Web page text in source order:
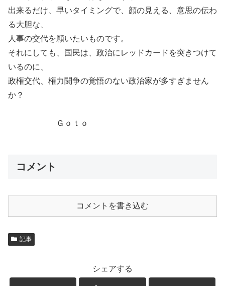
出来るだけ、早いタイミングで、顔の見える、意思の伝わ
る大胆な、
人事の交代を願いたいものです。
それにしても、国民は、政治にレッドカードを突きつけて
いるのに、
政権交代、権力闘争の覚悟のない政治家が多すぎません
か？
Ｇｏｔｏ
コメント
コメントを書き込む
記事
シェアする